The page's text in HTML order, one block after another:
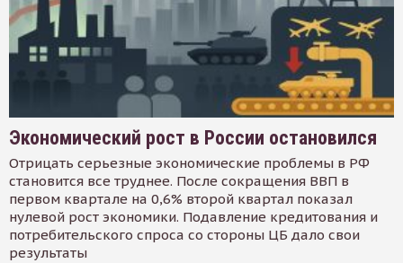
Экономический рост в России остановился
Отрицать серьезные экономические проблемы в РФ
становится все труднее. После сокращения ВВП в
первом квартале на 0,6% второй квартал показал
нулевой рост экономики. Подавление кредитования и
потребительского спроса со стороны ЦБ дало свои
результаты